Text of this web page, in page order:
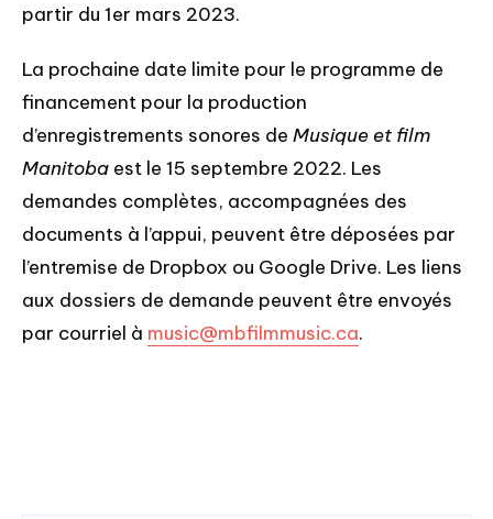
partir du 1er mars 2023.
La prochaine date limite pour le programme de
financement pour la production
d’enregistrements sonores de Musique et film
Manitoba est le 15 septembre 2022. Les
demandes complètes, accompagnées des
documents à l’appui, peuvent être déposées par
l’entremise de Dropbox ou Google Drive. Les liens
aux dossiers de demande peuvent être envoyés
par courriel à music@mbfilmmusic.ca.